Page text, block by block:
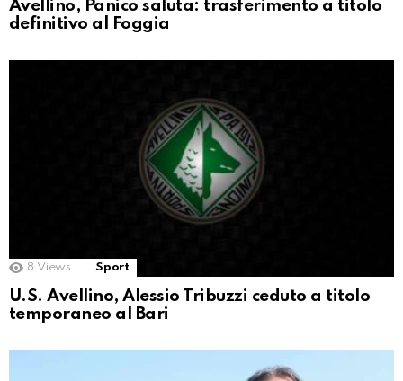
Avellino, Panico saluta: trasferimento a titolo
definitivo al Foggia
8 Views Sport
U.S. Avellino, Alessio Tribuzzi ceduto a titolo
temporaneo al Bari